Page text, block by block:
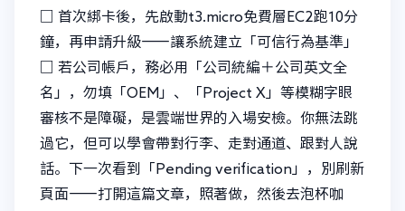
□ 首次綁卡後，先啟動t3.micro免費層EC2跑10分
鐘，再申請升級——讓系統建立「可信行為基準」
□ 若公司帳戶，務必用「公司統編＋公司英文全
名」，勿填「OEM」、「Project X」等模糊字眼
審核不是障礙，是雲端世界的入場安檢。你無法跳
過它，但可以學會帶對行李、走對通道、跟對人說
話。下一次看到「Pending verification」，別刷新
頁面——打開這篇文章，照著做，然後去泡杯咖